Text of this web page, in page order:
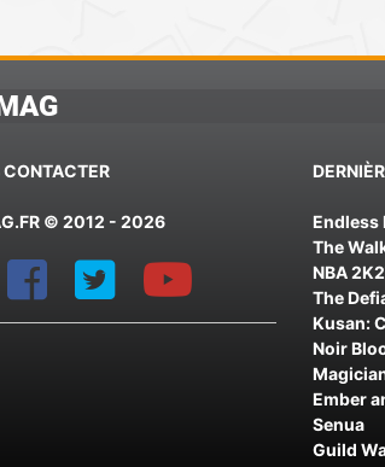
CONTACTER
© 2012 - 2026
Endless
The
NBA
The
Kusan:
Noir
Ember
Senua
Guild